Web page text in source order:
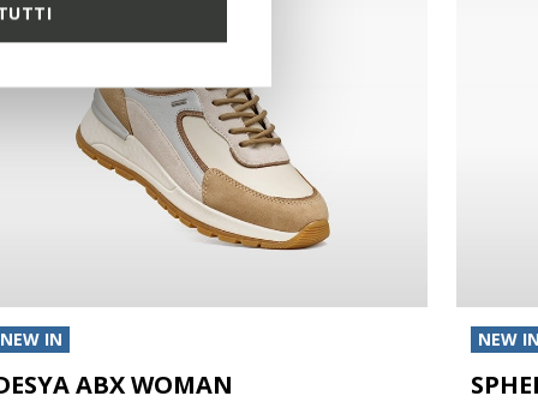
NEW IN
ABX WOMAN
NEW